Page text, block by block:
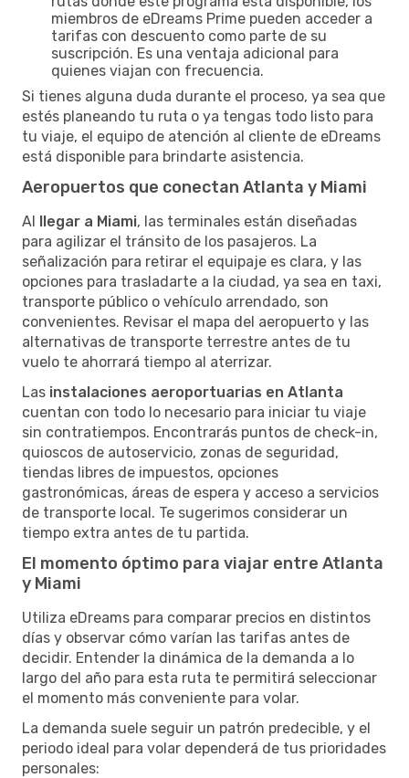
miembros de eDreams Prime pueden acceder a
tarifas con descuento como parte de su
suscripción. Es una ventaja adicional para
quienes viajan con frecuencia.
Si tienes alguna duda durante el proceso, ya sea que
estés planeando tu ruta o ya tengas todo listo para
tu viaje, el equipo de atención al cliente de eDreams
está disponible para brindarte asistencia.
Aeropuertos que conectan Atlanta y Miami
Al llegar a Miami, las terminales están diseñadas
para agilizar el tránsito de los pasajeros. La
señalización para retirar el equipaje es clara, y las
opciones para trasladarte a la ciudad, ya sea en taxi,
transporte público o vehículo arrendado, son
convenientes. Revisar el mapa del aeropuerto y las
alternativas de transporte terrestre antes de tu
vuelo te ahorrará tiempo al aterrizar.
Las instalaciones aeroportuarias en Atlanta
cuentan con todo lo necesario para iniciar tu viaje
sin contratiempos. Encontrarás puntos de check-in,
quioscos de autoservicio, zonas de seguridad,
tiendas libres de impuestos, opciones
gastronómicas, áreas de espera y acceso a servicios
de transporte local. Te sugerimos considerar un
tiempo extra antes de tu partida.
El momento óptimo para viajar entre Atlanta
y Miami
Utiliza eDreams para comparar precios en distintos
días y observar cómo varían las tarifas antes de
decidir. Entender la dinámica de la demanda a lo
largo del año para esta ruta te permitirá seleccionar
el momento más conveniente para volar.
La demanda suele seguir un patrón predecible, y el
periodo ideal para volar dependerá de tus prioridades
personales: